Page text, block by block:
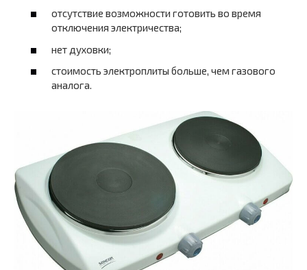
отсутствие возможности готовить во время
отключения электричества;
нет духовки;
стоимость электроплиты больше, чем газового
аналога.